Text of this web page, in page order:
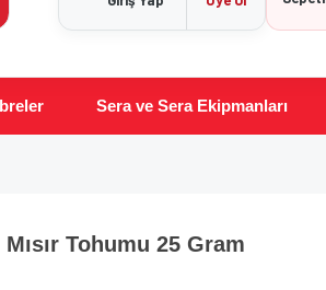
Sera ve Sera Ekipmanları
Mısır Tohumu 25 Gram